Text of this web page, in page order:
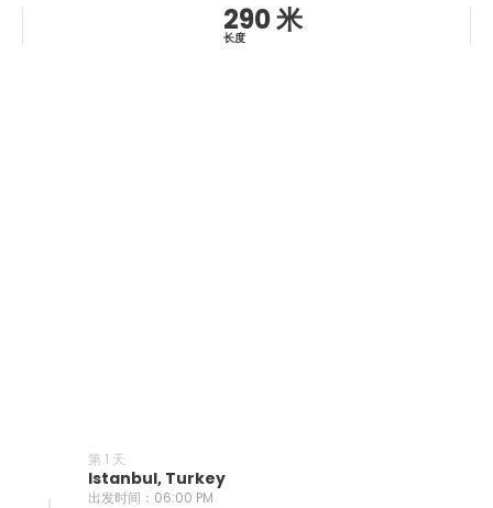
290 米
长度
第 1 天
Istanbul, Turkey
出发时间：06:00 PM